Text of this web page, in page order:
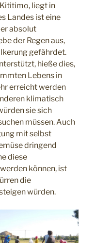
liegt in
Landes ist eine
absolut
der Regen aus,
gefährdet.
hieße dies,
Lebens in
erreicht werden
klimatisch
sie sich
müssen. Auch
mit selbst
dringend
diese
können, ist
die
würden.